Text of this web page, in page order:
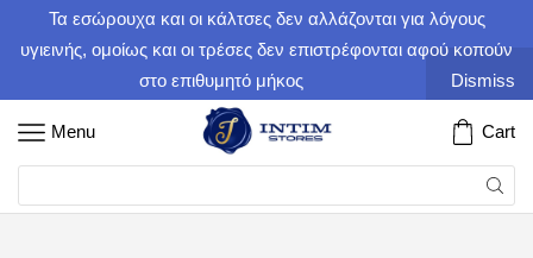
Τα εσώρουχα και οι κάλτσες δεν αλλάζονται για λόγους
υγιεινής, ομοίως και οι τρέσες δεν επιστρέφονται αφού κοπούν
στο επιθυμητό μήκος
Dismiss
Menu Cart